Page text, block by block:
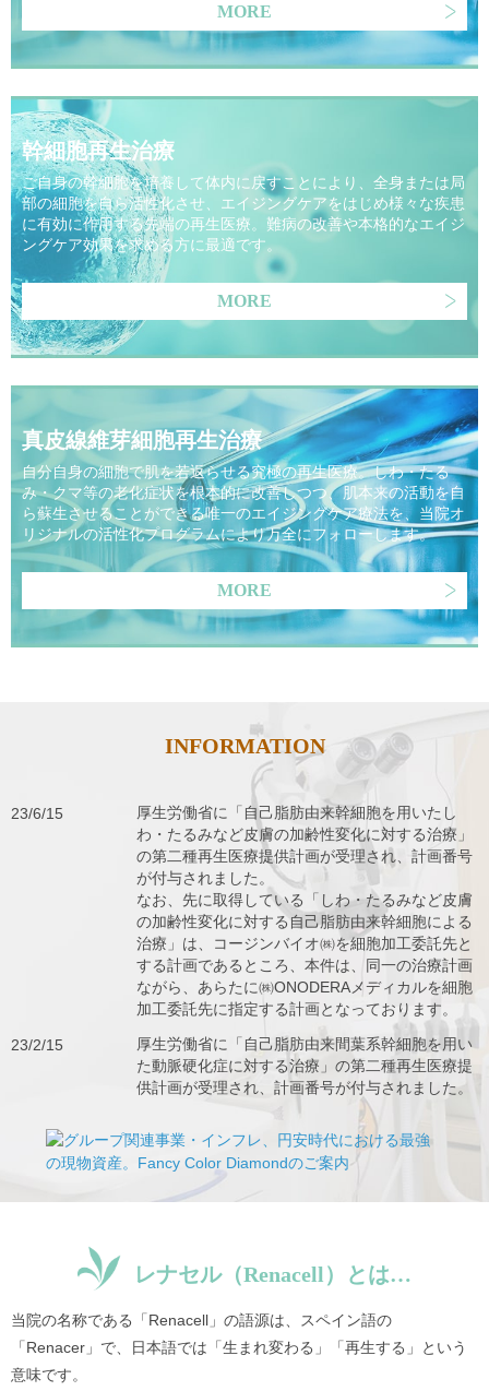
MORE
幹細胞再生治療
ご自身の幹細胞を培養して体内に戻すことにより、全身または局
部の細胞を自ら活性化させ、エイジングケアをはじめ様々な疾患
に有効に作用する先端の再生医療。難病の改善や本格的なエイジ
ングケア効果を求める方に最適です。
MORE
真皮線維芽細胞再生治療
自分自身の細胞で肌を若返らせる究極の再生医療。しわ・たる
み・クマ等の老化症状を根本的に改善しつつ、肌本来の活動を自
ら蘇生させることができる唯一のエイジングケア療法を、当院オ
リジナルの活性化プログラムにより万全にフォローします。
MORE
INFORMATION
23/6/15
厚生労働省に「自己脂肪由来幹細胞を用いたし
わ・たるみなど皮膚の加齢性変化に対する治療」
の第二種再生医療提供計画が受理され、計画番号
が付与されました。
なお、先に取得している「しわ・たるみなど皮膚
の加齢性変化に対する自己脂肪由来幹細胞による
治療」は、コージンバイオ㈱を細胞加工委託先と
する計画であるところ、本件は、同一の治療計画
ながら、あらたに㈱ONODERAメディカルを細胞
加工委託先に指定する計画となっております。
23/2/15
厚生労働省に「自己脂肪由来間葉系幹細胞を用い
た動脈硬化症に対する治療」の第二種再生医療提
供計画が受理され、計画番号が付与されました。
第二海援隊（浅井隆氏主催）の再生医療セミナー
で当院のグループ代表と再生医療担当医師が講演
します。
【詳細はこちら】
画が受理され、計画番号が付与されました。
化に対する自己脂肪由来幹細胞による治療」の第
二種再生医療提供計画が受理され、計画番号が付
レナセル（Renacell）とは…
当院の名称である「Renacell」の語源は、スペイン語の
「Renacer」で、日本語では「生まれ変わる」「再生する」という
意味です。